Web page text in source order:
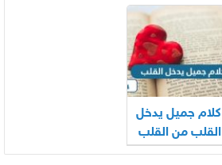
كلام جميل يدخل
القلب من القلب